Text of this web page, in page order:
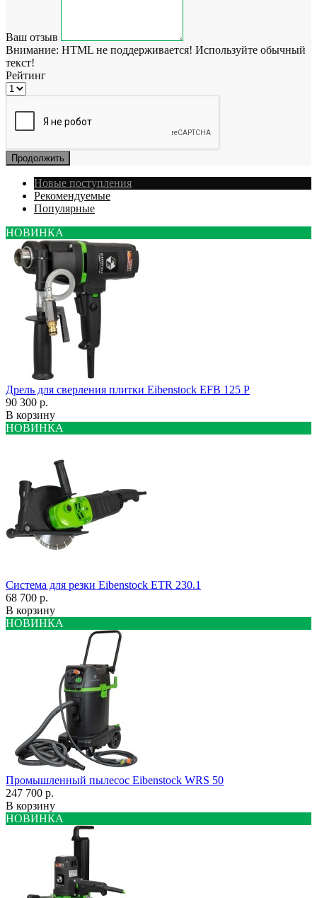
Ваш отзыв
Внимание: HTML не поддерживается! Используйте обычный
текст!
Рейтинг
Продолжить
Новые поступления
Рекомендуемые
Популярные
НОВИНКА
Дрель для сверления плитки Eibenstock EFB 125 P
90 300 р.
В корзину
НОВИНКА
Система для резки Eibenstock ETR 230.1
68 700 р.
В корзину
НОВИНКА
Промышленный пылесос Eibenstock WRS 50
247 700 р.
В корзину
НОВИНКА